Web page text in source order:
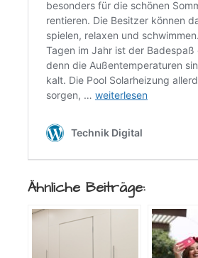
Ähnliche Beiträge: